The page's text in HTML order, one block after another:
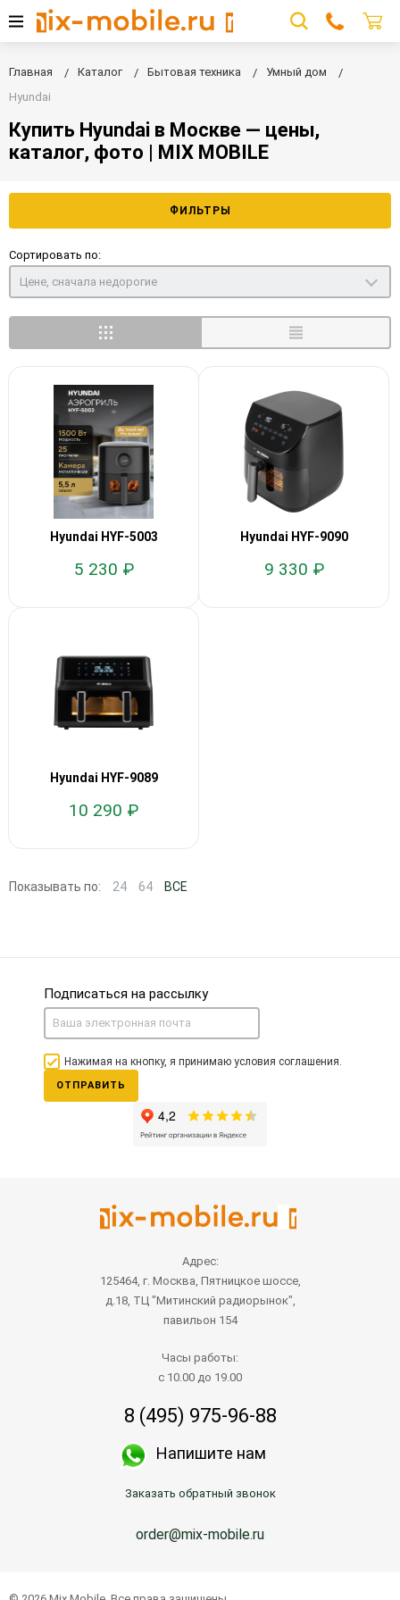
Главная Каталог Бытовая техника
Умный дом
Hyundai
Купить Hyundai в Москве — цены,
каталог, фото | MIX MOBILE
ФИЛЬТРЫ
Сортировать по:
Цене, сначала недорогие
Hyundai HYF-5003
5 230 ₽
Hyundai HYF-9090
9 330 ₽
Hyundai HYF-9089
10 290 ₽
Показывать по: 24 64 ВСЕ
Подписаться на рассылку
Нажимая на кнопку, я принимаю условия соглашения.
ОТПРАВИТЬ
Адрес:
125464, г. Москва, Пятницкое шоссе,
д.18, ТЦ "Митинский радиорынок",
павильон 154
Часы работы:
с 10.00 до 19.00
8 (495) 975-96-88
Напишите нам
Заказать обратный звонок
order@mix-mobile.ru